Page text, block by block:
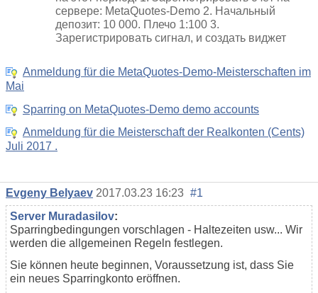
сервере: MetaQuotes-Demo 2. Начальный
депозит: 10 000. Плечо 1:100 3.
Зарегистрировать сигнал, и создать виджет
Anmeldung für die MetaQuotes-Demo-Meisterschaften im
Mai
Sparring on MetaQuotes-Demo demo accounts
Anmeldung für die Meisterschaft der Realkonten (Cents)
Juli 2017 .
Evgeny Belyaev 2017.03.23 16:23 #1
Server Muradasilov:
Sparringbedingungen vorschlagen - Haltezeiten usw... Wir
werden die allgemeinen Regeln festlegen.
Sie können heute beginnen, Voraussetzung ist, dass Sie
ein neues Sparringkonto eröffnen.